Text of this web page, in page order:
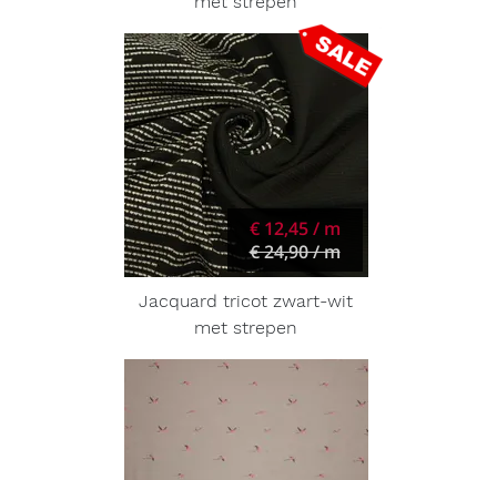
€ 12,45 / m
€ 24,90 / m
Jacquard tricot zwart-wit
met strepen